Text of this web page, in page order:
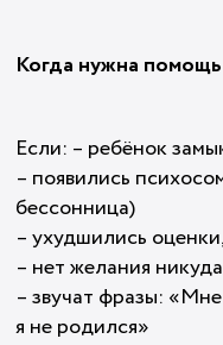
Когда нужна
Если: – ребёнок
– появились
бессонница)
– ухудшились
– нет желания
– звучат фразы:
я не родился»